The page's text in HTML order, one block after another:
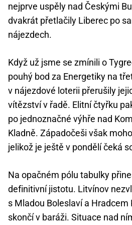
nejprve uspěly nad Českými
dvakrát přetlačily Liberec po
nájezdech.
Když už jsme se zmínili o
pouhý bod za Energetiky na
v nájezdové loterii přerušily
vítězství v řadě. Elitní čtyřku
po jednoznačné výhře nad
Kladně. Západočeši však
jelikož je ještě v pondělí čeká
Na opačném pólu tabulky
definitivní jistotu. Litvínov
s Mladou Boleslaví a Hradcem
skončí v baráži. Situace nad